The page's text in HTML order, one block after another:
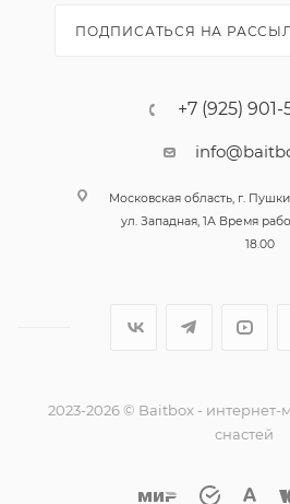
ПОДПИСАТЬСЯ НА
+7 (925) 901-
Московская область, г.
ул. Западная, 1А Время
18.00
2023-2026 © Baitbox -
снастей